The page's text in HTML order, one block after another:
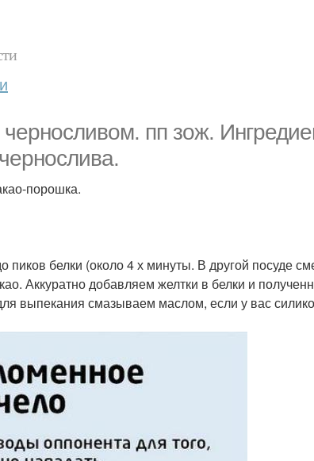
пп зож.
порошка.
пиков белки (около 4 х минуты. В другой посуде
Аккуратно добавляем желтки в белки и
выпекания смазываем маслом, если у вас